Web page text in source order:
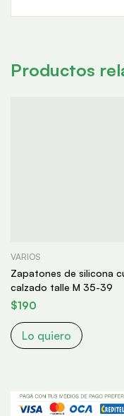
Productos
VARIOS
Zapatones de silicona
calzado talle M 35-39
$190
Lo quiero